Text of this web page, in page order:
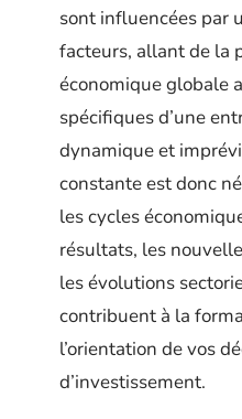
sont influencées par
facteurs, allant de la
économique globale
spécifiques d’une
dynamique et
constante est donc
les cycles
résultats, les
les évolutions
contribuent à la
l’orientation de vos
d’investissement.